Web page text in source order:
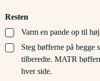
Resten
▢
Varm en pande op til
▢
Steg bøfferne på begge
tilberedte. MATR
hver side.